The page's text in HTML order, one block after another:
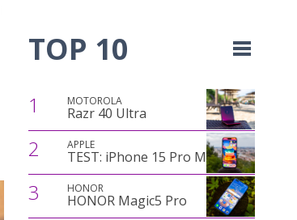
TOP 10
1 MOTOROLA
Razr 40 Ultra
2 APPLE
TEST: iPhone 15 Pro Max
3 HONOR
HONOR Magic5 Pro